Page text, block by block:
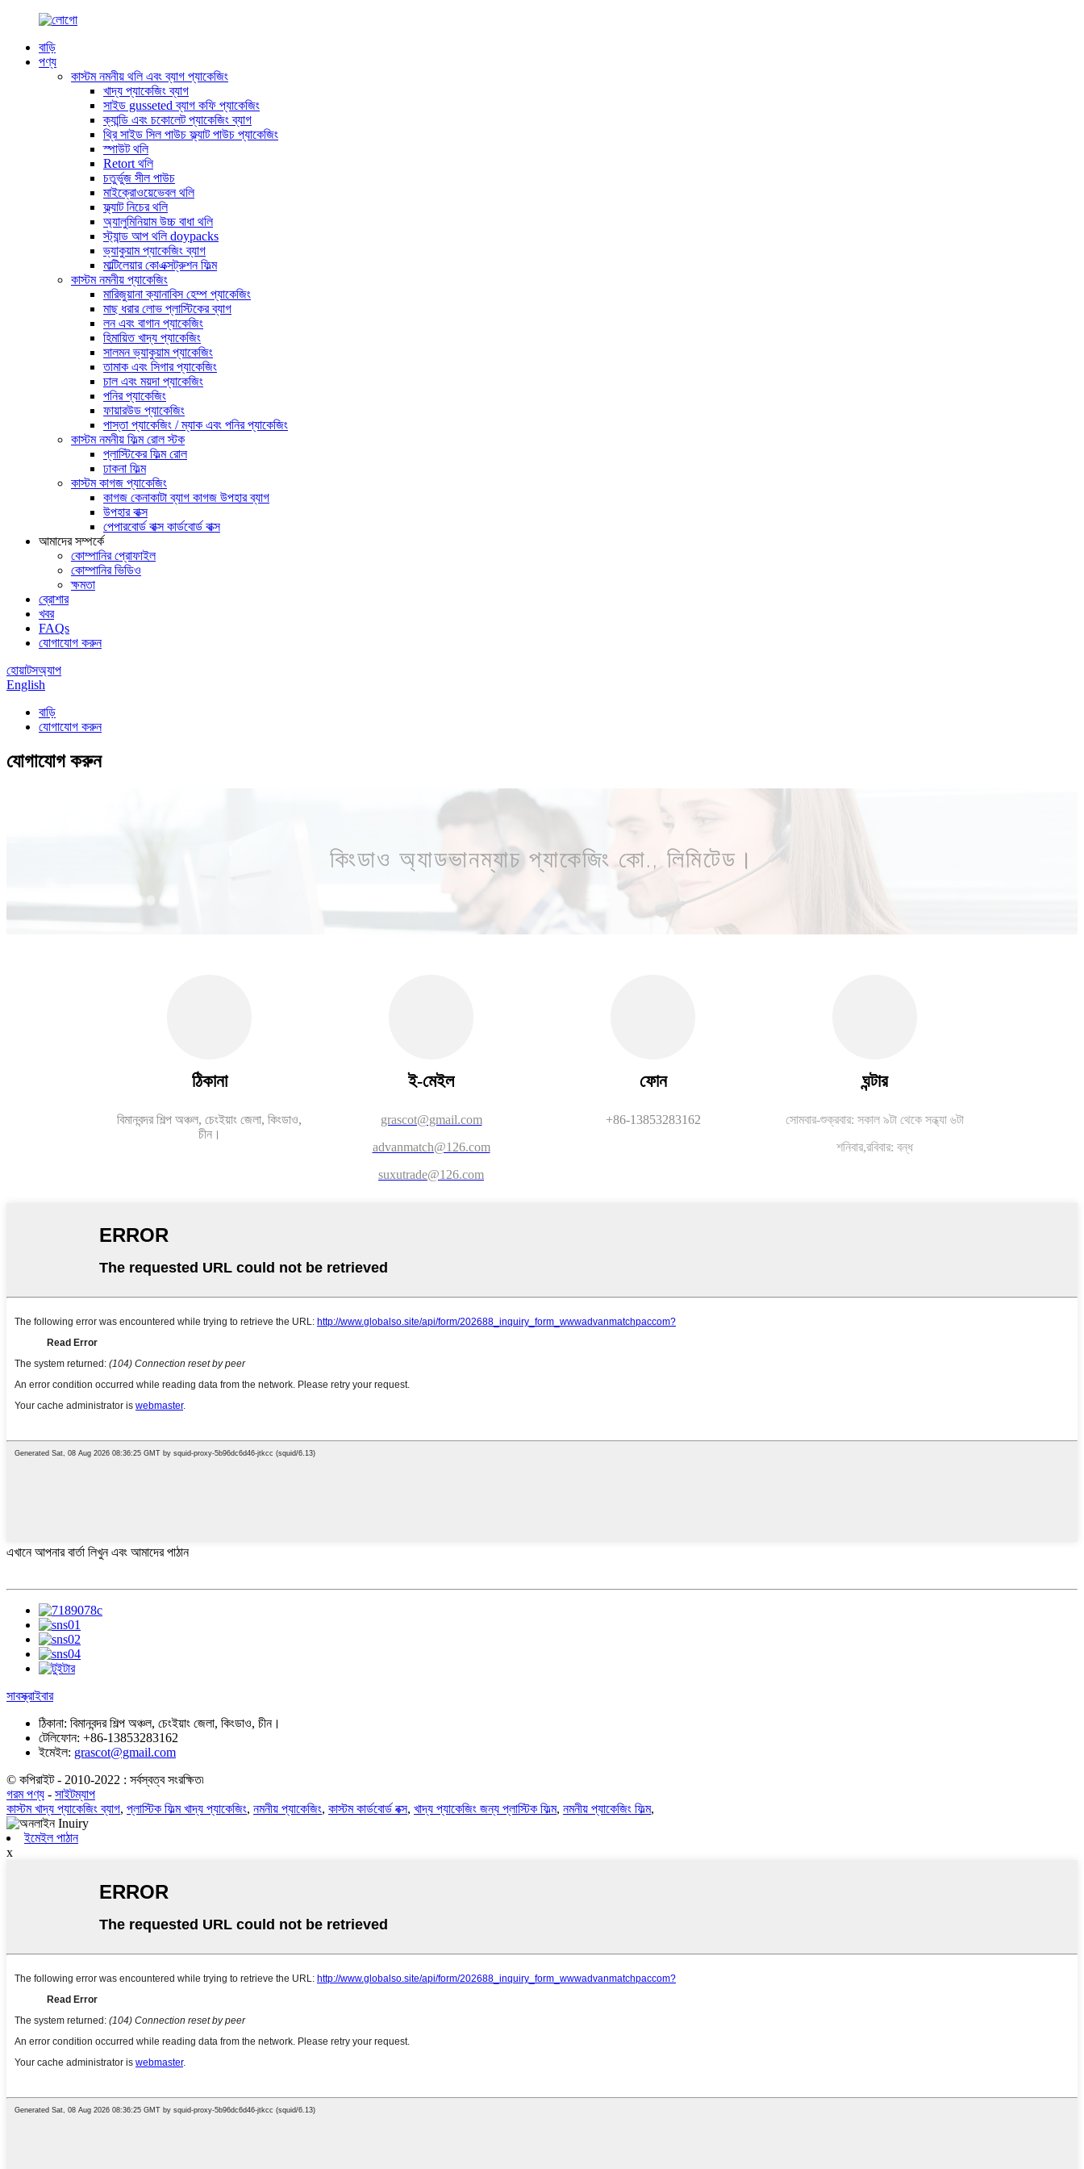
বাড়ি
পণ্য
কাস্টম নমনীয় থলি এবং ব্যাগ প্যাকেজিং
খাদ্য প্যাকেজিং ব্যাগ
সাইড gusseted ব্যাগ কফি প্যাকেজিং
ক্যান্ডি এবং চকোলেট প্যাকেজিং ব্যাগ
থ্রি সাইড সিল পাউচ ফ্ল্যাট পাউচ প্যাকেজিং
স্পাউট থলি
Retort থলি
চতুর্ভুজ সীল পাউচ
মাইক্রোওয়েভেবল থলি
ফ্ল্যাট নিচের থলি
অ্যালুমিনিয়াম উচ্চ বাধা থলি
স্ট্যান্ড আপ থলি doypacks
ভ্যাকুয়াম প্যাকেজিং ব্যাগ
মাল্টিলেয়ার কোএক্সট্রুশন ফিল্ম
কাস্টম নমনীয় প্যাকেজিং
মারিজুয়ানা ক্যানাবিস হেম্প প্যাকেজিং
মাছ ধরার লোভ প্লাস্টিকের ব্যাগ
লন এবং বাগান প্যাকেজিং
হিমায়িত খাদ্য প্যাকেজিং
সালমন ভ্যাকুয়াম প্যাকেজিং
তামাক এবং সিগার প্যাকেজিং
চাল এবং ময়দা প্যাকেজিং
পনির প্যাকেজিং
ফায়ারউড প্যাকেজিং
পাস্তা প্যাকেজিং / ম্যাক এবং পনির প্যাকেজিং
কাস্টম নমনীয় ফিল্ম রোল স্টক
প্লাস্টিকের ফিল্ম রোল
ঢাকনা ফিল্ম
কাস্টম কাগজ প্যাকেজিং
কাগজ কেনাকাটা ব্যাগ কাগজ উপহার ব্যাগ
উপহার বাক্স
পেপারবোর্ড বাক্স কার্ডবোর্ড বাক্স
আমাদের সম্পর্কে
কোম্পানির প্রোফাইল
কোম্পানির ভিডিও
ক্ষমতা
ব্রোশার
খবর
FAQs
যোগাযোগ করুন
হোয়াটসঅ্যাপ
English
বাড়ি
যোগাযোগ করুন
যোগাযোগ করুন
কিংডাও অ্যাডভানম্যাচ প্যাকেজিং কো., লিমিটেড।
ঠিকানা
বিমানবন্দর শিল্প অঞ্চল, চেংইয়াং জেলা, কিংডাও,
চীন।
ই-মেইল
grascot@gmail.com
advanmatch@126.com
suxutrade@126.com
ফোন
+86-13853283162
ঘন্টার
সোমবার-শুক্রবার: সকাল ৯টা থেকে সন্ধ্যা ৬টা
শনিবার,রবিবার: বন্ধ
এখানে আপনার বার্তা লিখুন এবং আমাদের পাঠান
সাবস্ক্রাইবার
ঠিকানা: বিমানবন্দর শিল্প অঞ্চল, চেংইয়াং জেলা, কিংডাও, চীন।
টেলিফোন: +86-13853283162
ইমেইল: grascot@gmail.com
© কপিরাইট - 2010-2022 : সর্বস্বত্ব সংরক্ষিত৷
গরম পণ্য - সাইটম্যাপ
কাস্টম খাদ্য প্যাকেজিং ব্যাগ, প্লাস্টিক ফিল্ম খাদ্য প্যাকেজিং, নমনীয় প্যাকেজিং, কাস্টম কার্ডবোর্ড বক্স, খাদ্য প্যাকেজিং জন্য প্লাস্টিক ফিল্ম, নমনীয় প্যাকেজিং ফিল্ম,
ইমেইল পাঠান
x